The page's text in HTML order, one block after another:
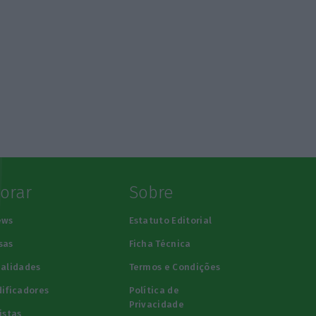
Sobre
Estatuto Editorial
Ficha Técnica
Termos e Condições
Política de
Privacidade